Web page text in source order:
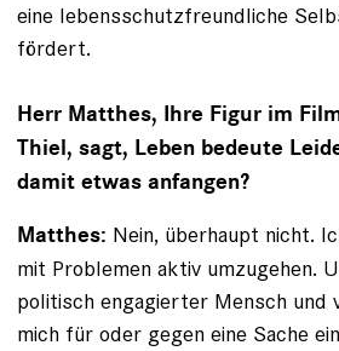
eine lebensschutzfreundliche
fördert.
Herr Matthes, Ihre Figur im
Thiel, sagt, Leben bedeute
damit etwas anfangen?
Matthes: Nein, überhaupt nicht.
mit Problemen aktiv umzugehen.
politisch engagierter Mensch und
mich für oder gegen eine Sache